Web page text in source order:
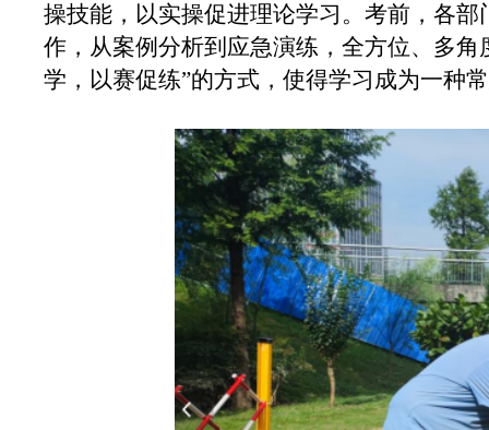
操技能，以实操促进理论学习。考前，各
作，从案例分析到应急演练，全方位、多
学，以赛促练”的方式，使得学习成为一种